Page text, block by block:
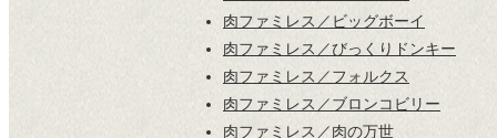
肉ファミレス／ビッグボーイ
肉ファミレス／びっくりドンキー
肉ファミレス／フォルクス
肉ファミレス／ブロンコビリー
肉ファミレス／肉の万世